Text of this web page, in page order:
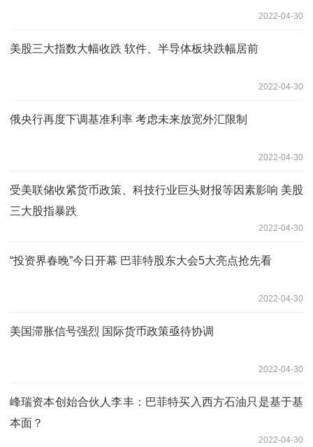
2022-04-30
美股三大指数大幅收跌 软件、半导体板块跌幅居前
2022-04-30
俄央行再度下调基准利率 考虑未来放宽外汇限制
2022-04-30
受美联储收紧货币政策、科技行业巨头财报等因素影响 美股
三大股指暴跌
2022-04-30
“投资界春晚”今日开幕 巴菲特股东大会5大亮点抢先看
2022-04-30
美国滞胀信号强烈 国际货币政策亟待协调
2022-04-30
峰瑞资本创始合伙人李丰：巴菲特买入西方石油只是基于基
本面？
2022-04-30